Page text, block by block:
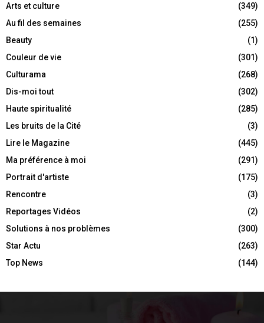
Arts et culture
(349)
Au fil des semaines
(255)
Beauty
(1)
Couleur de vie
(301)
Culturama
(268)
Dis-moi tout
(302)
Haute spiritualité
(285)
Les bruits de la Cité
(3)
Lire le Magazine
(445)
Ma préférence à moi
(291)
Portrait d'artiste
(175)
Rencontre
(3)
Reportages Vidéos
(2)
Solutions à nos problèmes
(300)
Star Actu
(263)
Top News
(144)